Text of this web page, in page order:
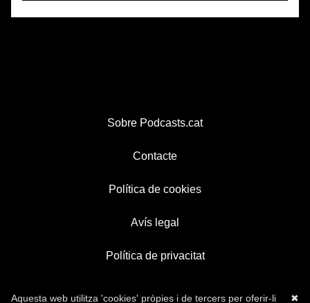
Sobre Podcasts.cat
Contacte
Política de cookies
Avís legal
Política de privacitat
✖
Aquesta web utilitza 'cookies' pròpies i de tercers per oferir-li